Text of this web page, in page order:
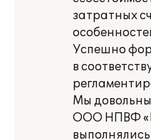
затратных
Успешно
в
Мы
ООО НПВФ